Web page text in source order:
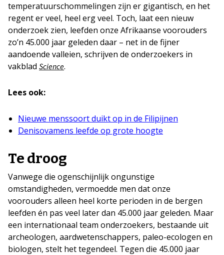
temperatuurschommelingen zijn er gigantisch, en het
regent er veel, heel erg veel. Toch, laat een nieuw
onderzoek zien, leefden onze Afrikaanse voorouders
zo’n 45.000 jaar geleden daar – net in de fijner
aandoende valleien, schrijven de onderzoekers in
vakblad Science.
Lees ook:
Nieuwe menssoort duikt op in de Filipijnen
Denisovamens leefde op grote hoogte
Te droog
Vanwege die ogenschijnlijk ongunstige
omstandigheden, vermoedde men dat onze
voorouders alleen heel korte perioden in de bergen
leefden én pas veel later dan 45.000 jaar geleden. Maar
een internationaal team onderzoekers, bestaande uit
archeologen, aardwetenschappers, paleo-ecologen en
biologen, stelt het tegendeel. Tegen die 45.000 jaar